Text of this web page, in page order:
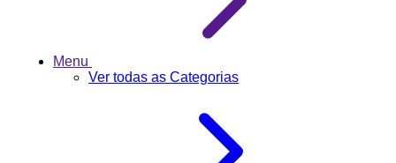
Menu
Ver todas as Categorias